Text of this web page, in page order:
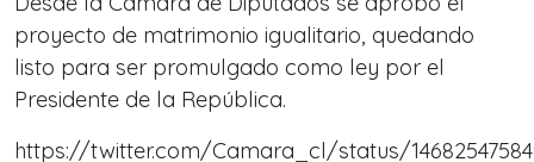
proyecto de matrimonio igualitario, quedando
listo para ser promulgado como ley por el
Presidente de la República.
https://twitter.com/Camara_cl/status/